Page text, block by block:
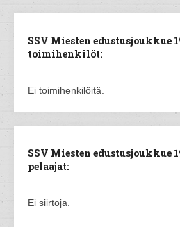
SSV Miesten edustusjoukkue
toimihenkilöt:
Ei toimihenkilöitä.
SSV Miesten edustusjoukkue
pelaajat:
Ei siirtoja.